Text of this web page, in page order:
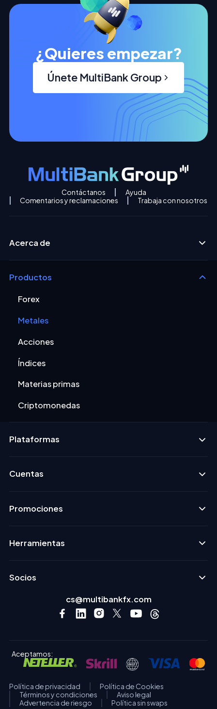
¿Quieres empezar?
Únete MultiBank Group
Contáctanos
Ayuda
Comentarios y reclamaciones
Trabaja con nosotros
Acerca de
Productos
Forex
Metales
Acciones
Índices
Materias primas
Criptomonedas
Plataformas
Cuentas
Promociones
Herramientas
Socios
cs@multibankfx.com
Aceptamos:
Política de privacidad
Política de Cookies
Términos y condiciones
Aviso legal
Advertencia de riesgo
Política sin swaps